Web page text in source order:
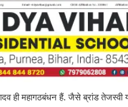
ही महागठबंधन हैं. जैसे ब्रांड तेजस्वी